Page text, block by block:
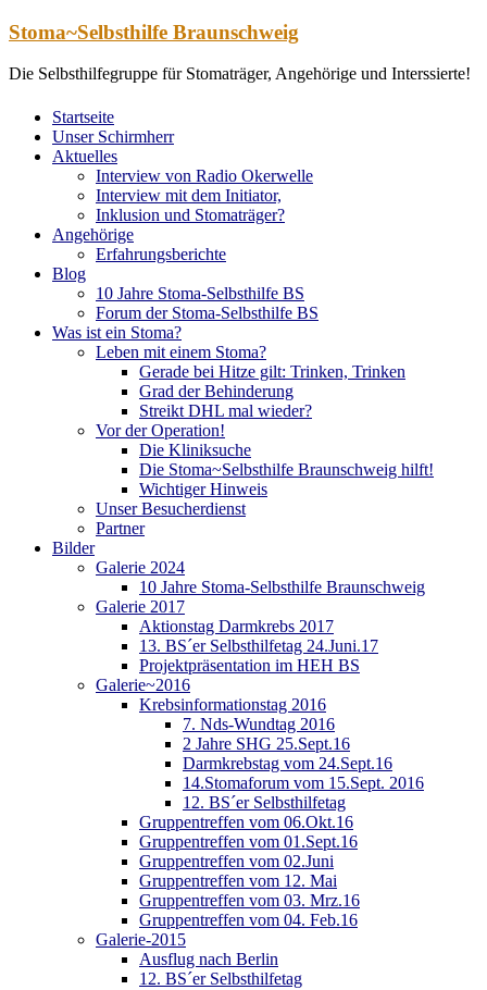
Zum
springen
Stoma~Selbsthilfe Braunschweig
Die Selbsthilfegruppe für Stomaträger, Angehörige und Interssierte!
Startseite
Unser Schirmherr
Aktuelles
Interview von Radio Okerwelle
Interview mit dem Initiator,
Inklusion und Stomaträger?
Angehörige
Erfahrungsberichte
Blog
10 Jahre Stoma-Selbsthilfe BS
Forum der Stoma-Selbsthilfe BS
Was ist ein Stoma?
Leben mit einem Stoma?
Gerade bei Hitze gilt: Trinken, Trinken
Grad der Behinderung
Streikt DHL mal wieder?
Vor der Operation!
Die Kliniksuche
Die Stoma~Selbsthilfe Braunschweig hilft!
Wichtiger Hinweis
Unser Besucherdienst
Partner
Bilder
Galerie 2024
10 Jahre Stoma-Selbsthilfe Braunschweig
Galerie 2017
Aktionstag Darmkrebs 2017
13. BS´er Selbsthilfetag 24.Juni.17
Projektpräsentation im HEH BS
Galerie~2016
Krebsinformationstag 2016
7. Nds-Wundtag 2016
2 Jahre SHG 25.Sept.16
Darmkrebstag vom 24.Sept.16
14.Stomaforum vom 15.Sept. 2016
12. BS´er Selbsthilfetag
Gruppentreffen vom 06.Okt.16
Gruppentreffen vom 01.Sept.16
Gruppentreffen vom 02.Juni
Gruppentreffen vom 12. Mai
Gruppentreffen vom 03. Mrz.16
Gruppentreffen vom 04. Feb.16
Galerie-2015
Ausflug nach Berlin
12. BS´er Selbsthilfetag